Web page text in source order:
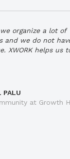
organize a lot of
and we do not
XWORK helps us
PALU
at Growth